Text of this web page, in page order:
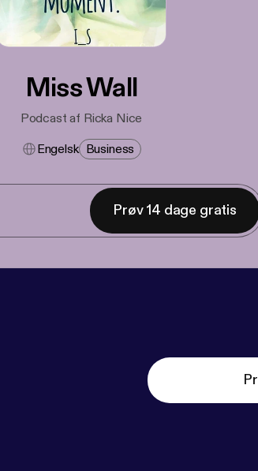
Miss Wall
Podcast af Ricka Nice
Engelsk Business
Prøv 14 dage gratis